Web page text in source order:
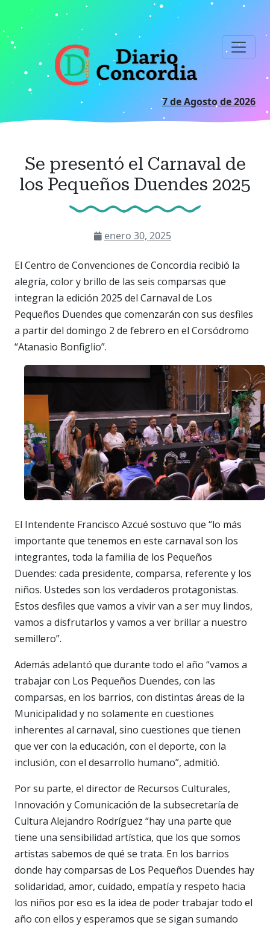
contenido
principal
7 de Agosto de 2026
Se presentó el Carnaval de
los Pequeños Duendes 2025
enero 30, 2025
El Centro de Convenciones de Concordia recibió la
alegría, color y brillo de las seis comparsas que
integran la edición 2025 del Carnaval de Los
Pequeños Duendes que comenzarán con sus desfiles
a partir del domingo 2 de febrero en el Corsódromo
“Atanasio Bonfiglio”.
El Intendente Francisco Azcué sostuvo que “lo más
importante que tenemos en este carnaval son los
integrantes, toda la familia de los Pequeños
Duendes: cada presidente, comparsa, referente y los
niños. Ustedes son los verdaderos protagonistas.
Estos desfiles que vamos a vivir van a ser muy lindos,
vamos a disfrutarlos y vamos a ver brillar a nuestro
semillero”.
Además adelantó que durante todo el año “vamos a
trabajar con Los Pequeños Duendes, con las
comparsas, en los barrios, con distintas áreas de la
Municipalidad y no solamente en cuestiones
inherentes al carnaval, sino cuestiones que tienen
que ver con la educación, con el deporte, con la
inclusión, con el desarrollo humano”, admitió.
Por su parte, el director de Recursos Culturales,
Innovación y Comunicación de la subsecretaría de
Cultura Alejandro Rodríguez “hay una parte que
tiene una sensibilidad artística, que los que somos
artistas sabemos de qué se trata. En los barrios
donde hay comparsas de Los Pequeños Duendes hay
solidaridad, amor, cuidado, empatía y respeto hacia
los niños por eso es la idea de poder trabajar todo el
año con ellos y esperamos que se sigan sumando